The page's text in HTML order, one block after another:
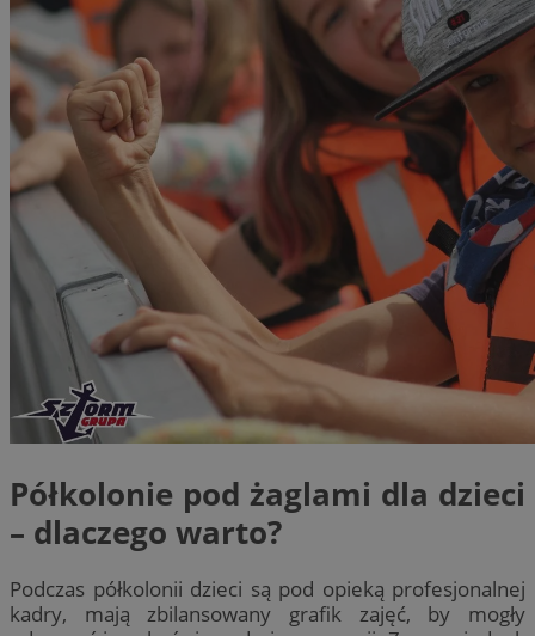
Półkolonie pod żaglami dla dzieci
– dlaczego warto?
Podczas półkolonii dzieci są pod opieką profesjonalnej
kadry, mają zbilansowany grafik zajęć, by mogły